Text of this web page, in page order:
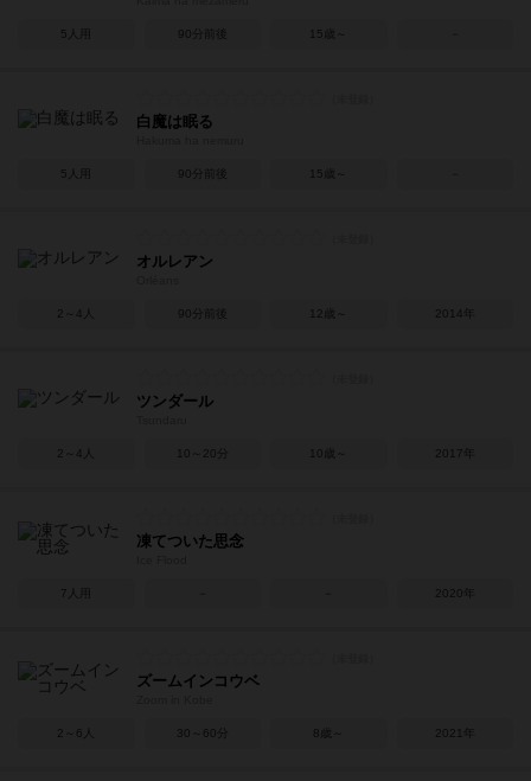
5人用 90分前後 15歳～
白魔は眠る
5人用 90分前後 15歳～
オルレアン
2～4人 90分前後 12歳～ 2014年
ツンダール
2～4人 10～20分 10歳～ 2017年
凍てついた思念
7人用 2020年
ズームインコウベ
2～6人 30～60分 8歳～ 2021年